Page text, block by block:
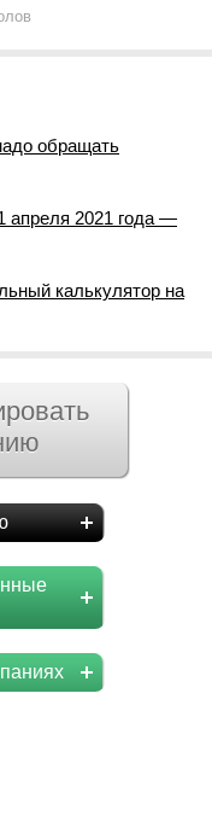
обращать
апреля 2021 года —
калькулятор на